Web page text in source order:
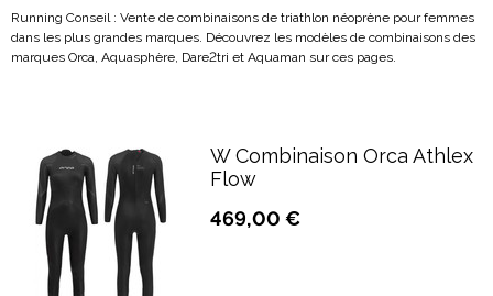
Running Conseil : Vente de combinaisons de triathlon néoprène pour femmes
dans les plus grandes marques. Découvrez les modèles de combinaisons des
marques Orca, Aquasphère, Dare2tri et Aquaman sur ces pages.
W Combinaison Orca Athlex
Flow
469,00 €